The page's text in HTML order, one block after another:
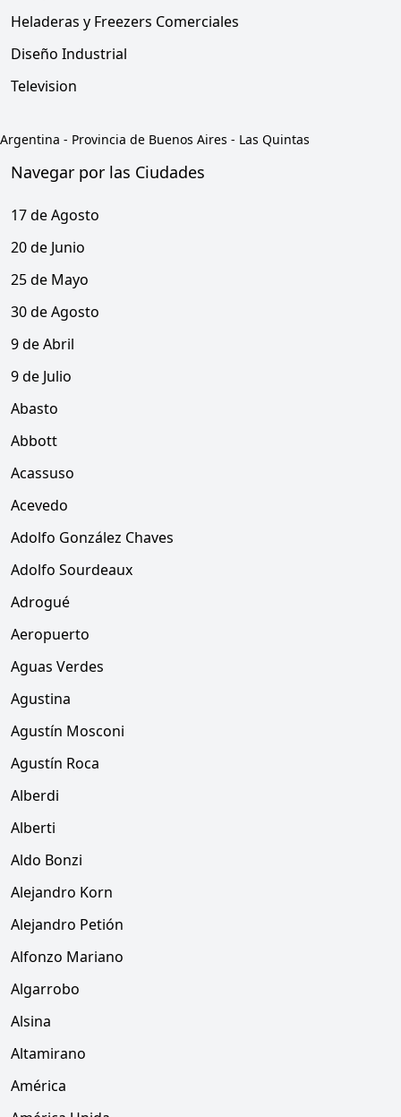
Heladeras y Freezers Comerciales
Diseño Industrial
Television
Argentina - Provincia de Buenos Aires - Las Quintas
Navegar por las Ciudades
17 de Agosto
20 de Junio
25 de Mayo
30 de Agosto
9 de Abril
9 de Julio
Abasto
Abbott
Acassuso
Acevedo
Adolfo González Chaves
Adolfo Sourdeaux
Adrogué
Aeropuerto
Aguas Verdes
Agustina
Agustín Mosconi
Agustín Roca
Alberdi
Alberti
Aldo Bonzi
Alejandro Korn
Alejandro Petión
Alfonzo Mariano
Algarrobo
Alsina
Altamirano
América